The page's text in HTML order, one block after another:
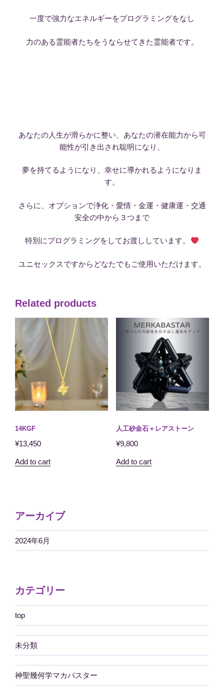
一度で強力なエネルギーをプログラミングをなし
力のある霊能者たちをうならせてきた霊能者です。
あなたの人生が滑らかに整い、あなたの潜在能力から可
能性が引き出され聡明になり、
夢を持てるようになり、幸せに導かれるようになりま
す。
さらに、オプションで浄化・愛情・金運・健康運・交通
安全の中から３つまで
特別にプログラミングをしてお渡ししています。
ユニセックスですからどなたでもご使用いただけます。
Related products
14KGF
¥13,450
Add to cart
人工砂金石＋レアストーン
¥9,800
Add to cart
アーカイブ
2024年6月
カテゴリー
top
未分類
神聖幾何学マカバスター